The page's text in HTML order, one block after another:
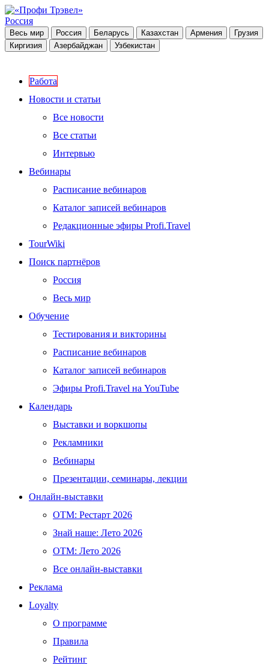
Россия
Весь мир Россия Беларусь Казахстан Армения
Грузия
Киргизия
Азербайджан Узбекистан
Работа
Новости и статьи
Все новости
Все статьи
Интервью
Вебинары
Расписание вебинаров
Каталог записей вебинаров
Редакционные эфиры Profi.Travel
TourWiki
Поиск партнёров
Россия
Весь мир
Обучение
Тестирования и викторины
Расписание вебинаров
Каталог записей вебинаров
Эфиры Profi.Travel на YouTube
Календарь
Выставки и воркшопы
Рекламники
Вебинары
Презентации, семинары, лекции
Онлайн-выставки
OTM: Рестарт 2026
Знай наше: Лето 2026
OTM: Лето 2026
Все онлайн-выставки
Реклама
Loyalty
О программе
Правила
Рейтинг